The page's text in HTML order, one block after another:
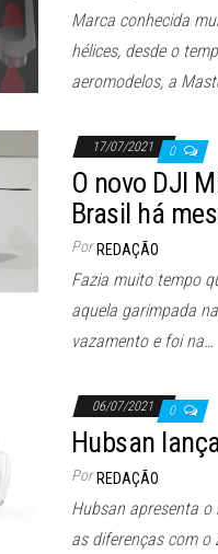
Marca conhecida
hélices, desde o
aeromodelos, a
17/07/2021 0
O novo DJI
Brasil há
Por REDAÇÃO
Fazia muito tempo
aquela garimpada
vazamento e foi na…
06/07/2021 0
Hubsan
Por REDAÇÃO
Hubsan apresenta o
as diferenças com